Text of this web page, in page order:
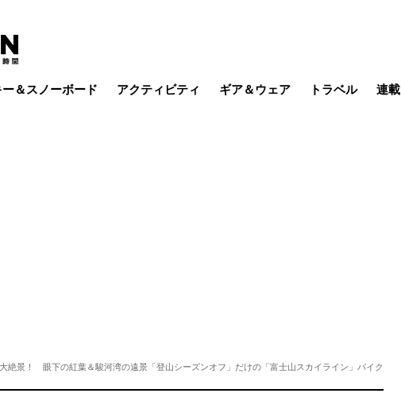
ー＆スノーボード アクティビティ ギア＆ウェア トラベル 連載
絶景！ 眼下の紅葉＆駿河湾の遠景「登山シーズンオフ」だけの「富士山スカイライン」バイク